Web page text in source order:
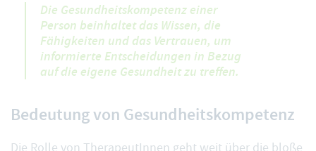
Die Gesundheitskompetenz einer
Person beinhaltet das Wissen, die
Fähigkeiten und das Vertrauen, um
informierte Entscheidungen in Bezug
auf die eigene Gesundheit zu treffen.
Bedeutung von Gesundheitskompetenz
Die Rolle von TherapeutInnen geht weit über die bloße